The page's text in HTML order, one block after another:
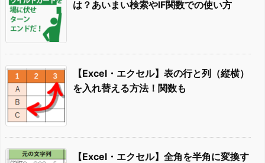
は？あいまい検索やIF関数での使い方
【Excel・エクセル】表の行と列（縦横）
を入れ替える方法！関数も
【Excel・エクセル】全角を半角に変換す